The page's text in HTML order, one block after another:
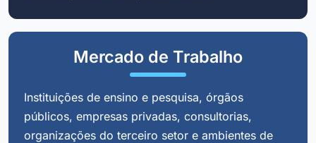
Mercado de Trabalho
Instituições de ensino e pesquisa, órgãos
públicos, empresas privadas, consultorias,
organizações do terceiro setor e ambientes de